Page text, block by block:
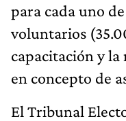
para cada uno
voluntarios
capacitación y
en concepto de
El Tribunal